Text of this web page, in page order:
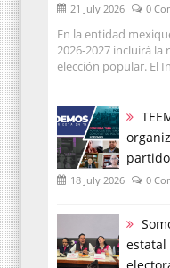
21 July 2026 0
En la entidad
2026-2027 incluirá la
elección popular. El
18 July 2026 0
estatal